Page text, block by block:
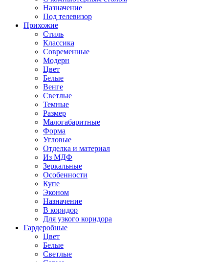
Назначение
Под телевизор
Прихожие
Стиль
Классика
Современные
Модерн
Цвет
Белые
Венге
Светлые
Темные
Размер
Малогабаритные
Форма
Угловые
Отделка и материал
Из МДФ
Зеркальные
Особенности
Купе
Эконом
Назначение
В коридор
Для узкого коридора
Гардеробные
Цвет
Белые
Светлые